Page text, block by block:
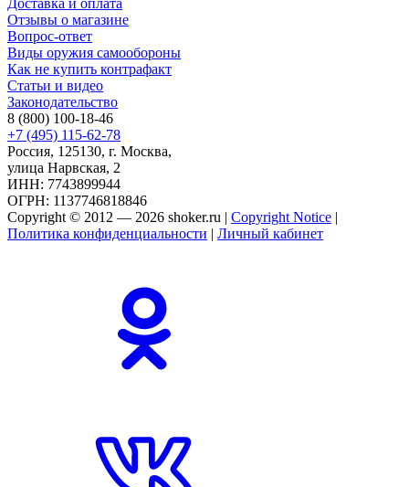
Доставка и оплата
Отзывы о магазине
Вопрос-ответ
Виды оружия самообороны
Как не купить контрафакт
Статьи и видео
Законодательство
8 (800) 100-18-46
+7 (495) 115-62-78
Россия, 125130, г. Москва,
улица Нарвская, 2
ИНН: 7743899944
ОГРН: 1137746818846
Copyright © 2012 — 2026 shoker.ru | Copyright Notice |
Политика конфиденциальности | Личный кабинет